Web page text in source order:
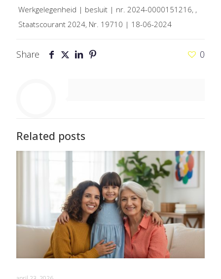
Werkgelegenheid | besluit | nr. 2024-0000151216, ,
Staatscourant 2024, Nr. 19710 | 18-06-2024
Share 0
Related posts